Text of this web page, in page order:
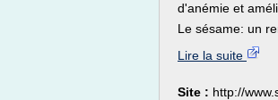
d'anémie et
Le sésame: un
Lire la suite
Site : http://